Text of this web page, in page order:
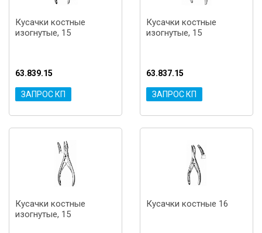
Кусачки костные
изогнутые, 15
63.839.15
ЗАПРОС КП
Кусачки костные
изогнутые, 15
63.837.15
ЗАПРОС КП
Кусачки костные
изогнутые, 15
Кусачки костные 16